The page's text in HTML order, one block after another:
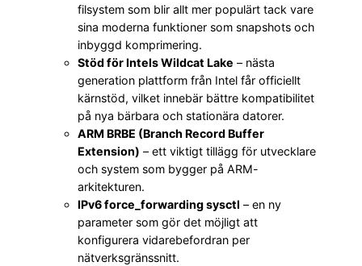
filsystem som blir allt mer populärt tack vare
sina moderna funktioner som snapshots och
inbyggd komprimering.
Stöd för Intels Wildcat Lake – nästa
generation plattform från Intel får officiellt
kärnstöd, vilket innebär bättre kompatibilitet
på nya bärbara och stationära datorer.
ARM BRBE (Branch Record Buffer
Extension) – ett viktigt tillägg för utvecklare
och system som bygger på ARM-
arkitekturen.
IPv6 force_forwarding sysctl – en ny
parameter som gör det möjligt att
konfigurera vidarebefordran per
nätverksgränssnitt.